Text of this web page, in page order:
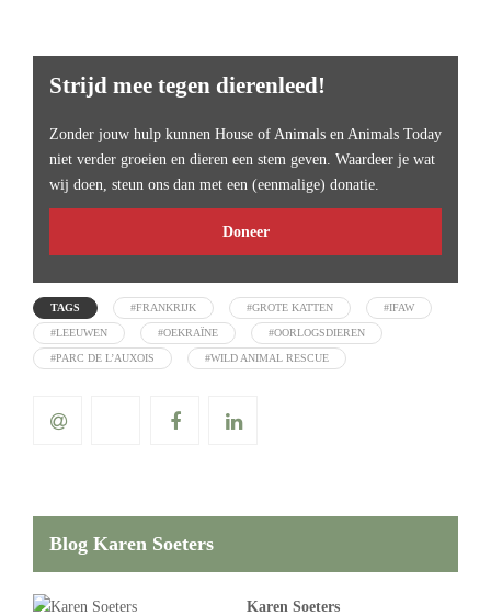
Strijd mee tegen dierenleed!
Zonder jouw hulp kunnen House of Animals en Animals Today
niet verder groeien en dieren een stem geven. Waardeer je wat
wij doen, steun ons dan met een (eenmalige) donatie.
Doneer
TAGS #FRANKRIJK #GROTE KATTEN #IFAW
#LEEUWEN #OEKRAÏNE #OORLOGSDIEREN
#PARC DE L’AUXOIS #WILD ANIMAL RESCUE
Blog Karen Soeters
Karen Soeters